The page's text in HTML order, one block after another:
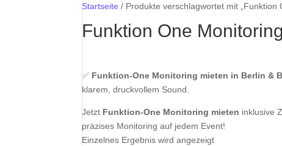
Startseite / Produkte verschlagwortet mit „Funktion
Funktion One
✅ Funktion-One Monitoring mieten in Berlin &
klarem, druckvollem Sound.
Jetzt Funktion-One Monitoring mieten inklusive
präzises Monitoring auf jedem Event!
Einzelnes Ergebnis wird angezeigt